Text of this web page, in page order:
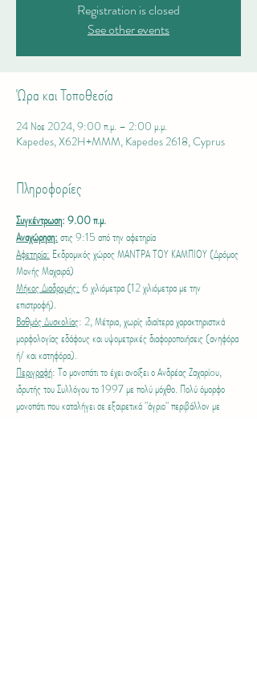
Registration is closed
See other events
Ώρα και Τοποθεσία
24 Νοε 2024, 9:00 π.μ. – 2:00 μ.μ.
Kapedes, X62H+MMM, Kapedes 2618, Cyprus
Πληροφορίες
Συγκέντρωση: 9.00 π.μ.
Αναχώρηση: στις 9:15 από την αφετηρία
Αφετηρία: Εκδρομικός χώρος ΜΑΝΤΡΑ ΤΟΥ ΚΑΜΠΙΟΥ (Δρόμος
Μονής Μαχαιρά)
Μήκος Διαδρομής: 6 χιλιόμετρα (12 χιλιόμετρα με την
επιστροφή).
Βαθμός Δυσκολίας: 2, Μέτρια, χωρίς ιδιαίτερα χαρακτηριστικά
μορφολογίας εδάφους και υψομετρικές διαφοροποιήσεις (ανηφόρα
ή/ και κατηφόρα).
Περιγραφή: Το μονοπάτι το έχει ανοίξει ο Ανδρέας Ζαχαρίoυ,
ιδρυτής του Συλλόγου το 1997 με πολύ μόχθο. Πολύ όμορφο
μονοπάτι που καταλήγει σε εξαιρετικά "άγριο" περιβάλλον με